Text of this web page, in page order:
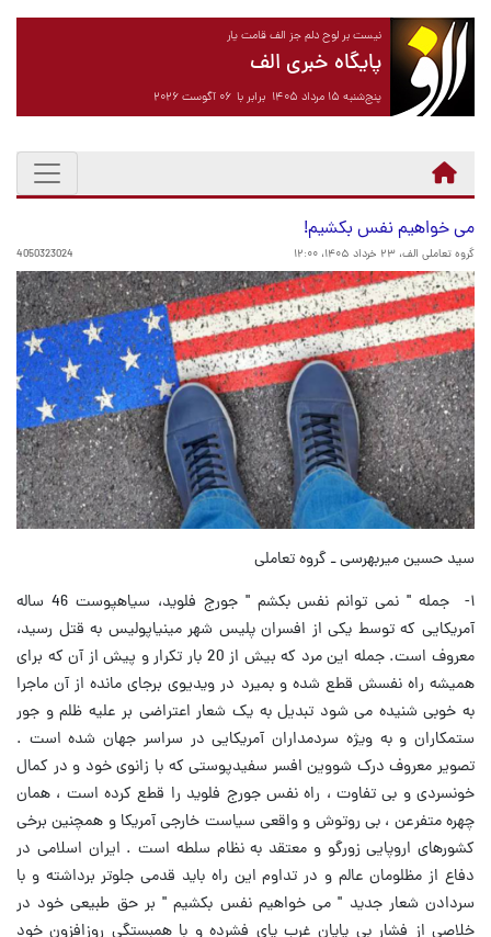
نیست بر لوح دلم جز الف قامت یار
پایگاه خبری الف
پنج‌شنبه ۱۵ مرداد ۱۴۰۵ برابر با ۰۶ آگوست ۲۰۲۶
می خواهیم نفس بکشیم!
گروه تعاملی الف، ۲۳ خرداد ۱۴۰۵، ۱۲:۰۰ 4050323024
سید حسین میربهرسی ـ گروه تعاملی
۱- جمله " نمی توانم نفس بکشم " جورج فلوید، سیاهپوست 46 ساله
آمریکایی که توسط یکی از افسران پلیس شهر مینیاپولیس به قتل رسید،
معروف است. جمله این مرد که بیش از 20 بار تکرار و پیش از آن که برای
همیشه راه نفسش قطع شده و بمیرد در ویدیوی برجای مانده از آن ماجرا
به خوبی شنیده می شود تبدیل به یک شعار اعتراضی بر علیه ظلم و جور
ستمکاران و به ویژه سردمداران آمریکایی در سراسر جهان شده است .
تصویر معروف درک شووین افسر سفیدپوستی که با زانوی خود و در کمال
خونسردی و بی تفاوت ، راه نفس جورج فلوید را قطع کرده است ، همان
چهره متفرعن ، بی روتوش و واقعی سیاست خارجی آمریکا و همچنین برخی
کشورهای اروپایی زورگو و معتقد به نظام سلطه است . ایران اسلامی در
دفاع از مظلومان عالم و در تداوم این راه باید قدمی جلوتر برداشته و با
سردادن شعار جدید " می خواهیم نفس بکشیم " بر حق طبیعی خود در
خلاصی از فشار بی پایان غرب پای فشرده و با همبستگی روزافزون خود